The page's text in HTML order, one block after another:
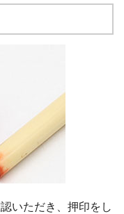
いただき、押印をし